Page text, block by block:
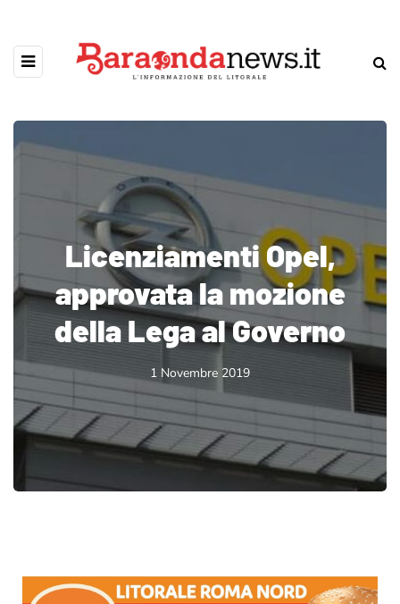
Licenziamenti Opel,
approvata la mozione
della Lega al Governo
1 Novembre 2019